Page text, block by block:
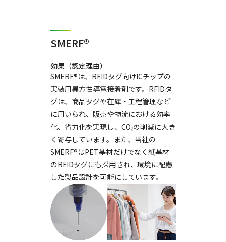
SMERF®
効果（認定理由）
SMERF®は、RFIDタグ向けICチップの
実装用異方性導電接着剤です。RFIDタ
グは、商品タグや在庫・工程管理など
に用いられ、販売や物流における効率
化、省力化を実現し、CO₂の削減に大き
く寄与しています。また、当社の
SMERF®はPET基材だけでなく紙基材
のRFIDタグにも採用され、環境に配慮
した製品設計を可能にしています。